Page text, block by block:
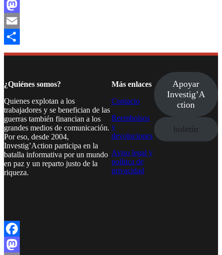
Facebook
Mastodon
Email
Compartir
¿Quiénes somos?
Quienes explotan a los
trabajadores y se benefician de las
guerras también financian a los
grandes medios de comunicación.
Por eso, desde 2004,
Investig’Action participa en la
batalla informativa por un mundo
en paz y un reparto justo de la
riqueza.
Más enlaces
Contacto
Reembolsos
y
devoluciones
Aviso legal y
política de
privacidad
Apoyar
Investig’A
ction
boletín
Facebook